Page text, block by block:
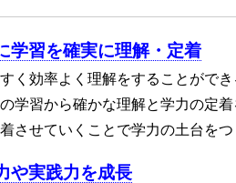
学習を確実に理解・定着
く効率よく理解をすることがで
の学習から確かな理解と学力の定
させていくことで学力の土台をつ
や実践力を成長